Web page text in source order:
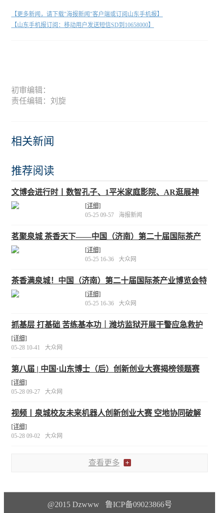
【更多新闻，请下载"海报新闻"客户端或订阅山东手机报】
【山东手机报订阅：移动用户发送短信SD到10658000】
初审编辑：
责任编辑：刘旋
相关新闻
推荐阅读
文博会进行时丨数智孔子、1平米家庭影院、AR逛展神
器……来山东展区体验这些“黑科技”
[详细]
05-25 09-57
海报新闻
茗聚泉城 茶香天下——中国（济南）第二十届国际茶产
业博览会暨第十四届茶文化节即将启幕
[详细]
05-25 16-36
大众网
茶香满泉城！中国（济南）第二十届国际茶产业博览会特
色活动抢先看
[详细]
05-25 16-36
大众网
抓基层 打基础 苦练基本功｜潍坊监狱开展干警应急救护
专项培训
[详细]
05-28 10-41
大众网
第八届 | 中国·山东博士（后）创新创业大赛揭榜领题赛
[详细]
05-28 09-27
大众网
视频丨泉城校友未来机器人创新创业大赛 空地协同破解
社区“最后一公里”难题
[详细]
05-28 09-02
大众网
查看更多
@2015 Dzwww 鲁ICP备09023866号